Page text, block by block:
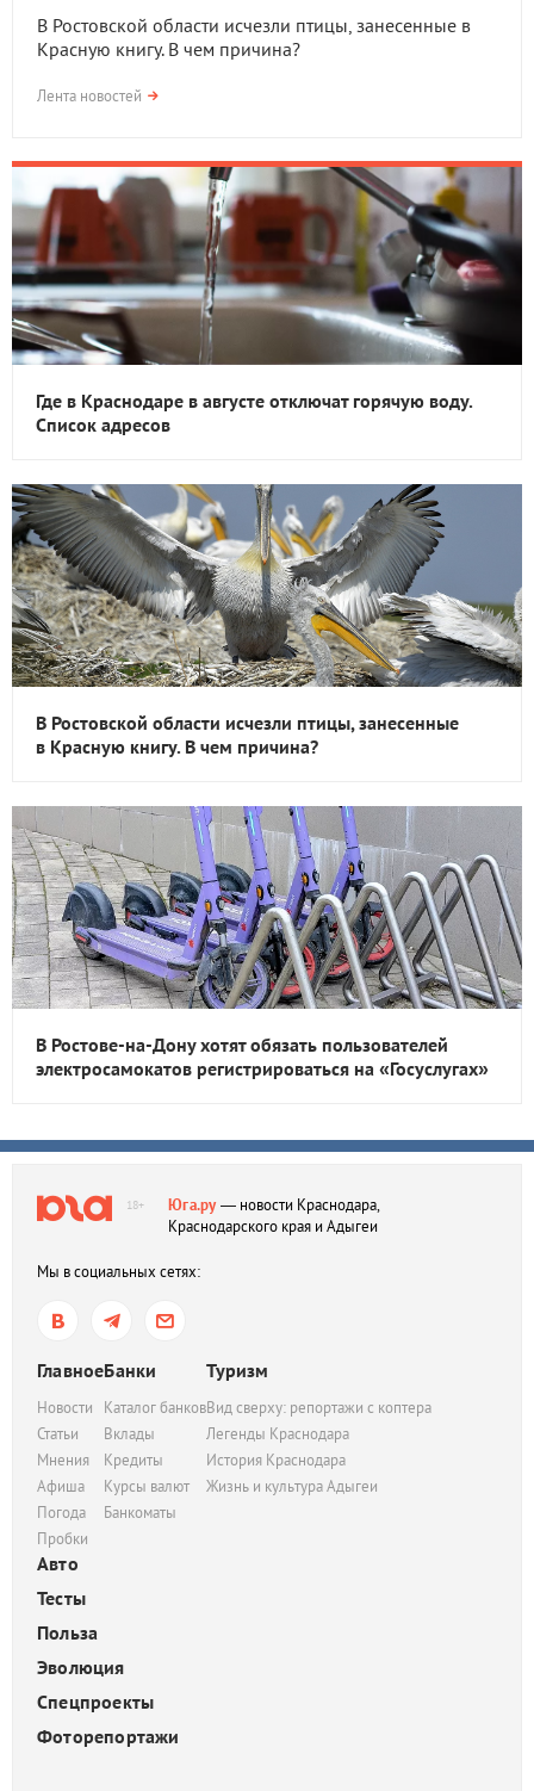
В Ростовской области исчезли птицы, занесенные в
Красную книгу. В чем причина?
Лента новостей
Где в Краснодаре в августе отключат горячую воду.
Список адресов
В Ростовской области исчезли птицы, занесенные
в Красную книгу. В чем причина?
В Ростове-на-Дону хотят обязать пользователей
электросамокатов регистрироваться на «Госуслугах»
18+ Юга.ру— новости Краснодара,
Краснодарского края и Адыгеи
Мы в социальных сетях:
Главное
Новости
Статьи
Мнения
Афиша
Погода
Пробки
Банки
Каталог банков
Вклады
Кредиты
Курсы валют
Банкоматы
Туризм
Вид сверху: репортажи с коптера
Легенды Краснодара
История Краснодара
Жизнь и культура Адыгеи
Авто
Тесты
Польза
Эволюция
Спецпроекты
Фоторепортажи